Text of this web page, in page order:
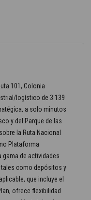
101, Colonia
logístico de 3.139
a solo minutos
y del Parque de las
la Ruta Nacional
Plataforma
gama de actividades
como depósitos y
que incluye el
ofrece flexibilidad